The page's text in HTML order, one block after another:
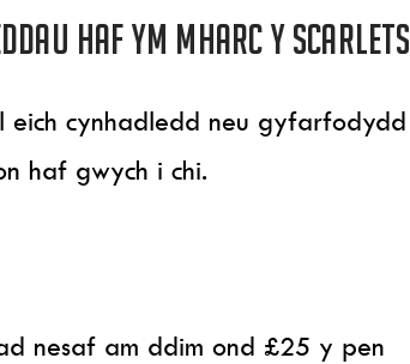
haf ym Mharc y Scarlets
eich cynhadledd neu gyfarfodydd
haf gwych i chi.
nesaf am ddim ond £25 y pen